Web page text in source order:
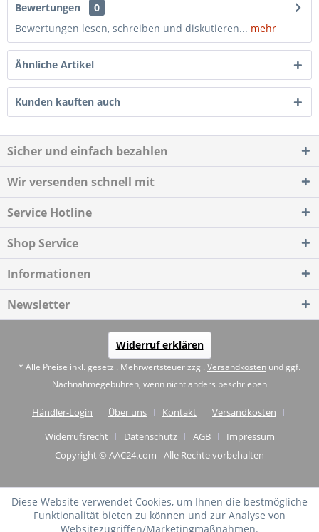
Bewertungen
0
Bewertungen lesen, schreiben und diskutieren... mehr
Ähnliche Artikel
Kunden kauften auch
Sicher und einfach bezahlen
Wir versenden schnell mit
Service Hotline
Shop Service
Informationen
Newsletter
Widerruf erklären
* Alle Preise inkl. gesetzl. Mehrwertsteuer zzgl. Versandkosten und ggf.
Nachnahmegebühren, wenn nicht anders beschrieben
Händler-Login Über uns Kontakt
Versandkosten
Widerrufsrecht
Datenschutz AGB
Impressum
Copyright © AAC24.com - Alle Rechte vorbehalten
Diese Website verwendet Cookies, um Ihnen die bestmögliche
Funktionalität bieten zu können und zur Analyse von
Websitezugriffen/Marketingmaßnahmen.